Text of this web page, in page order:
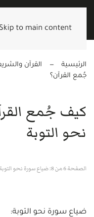
Skip to main content
الرئيسية القرآن
جُمع القرآن؟
كيف جُمع
نحو التوبة
الصفحة 6 من 8: ضياع سورة نحو التوبة
ضياع سورة نحو التوبة: